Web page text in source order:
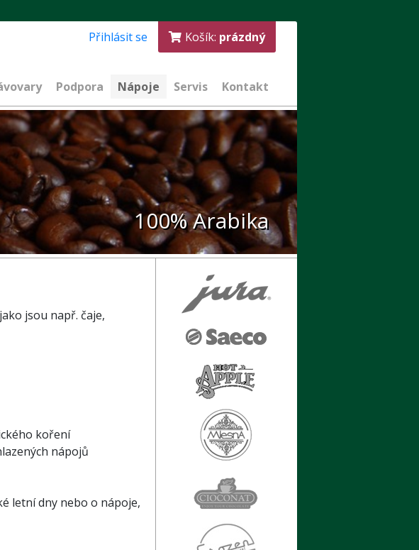
Podpora Nápoje Servis Kontakt
Přihlásit se Košík: prázdný
100% Arabika
jsou např. čaje,
koření
nápojů
letní dny nebo o nápoje,